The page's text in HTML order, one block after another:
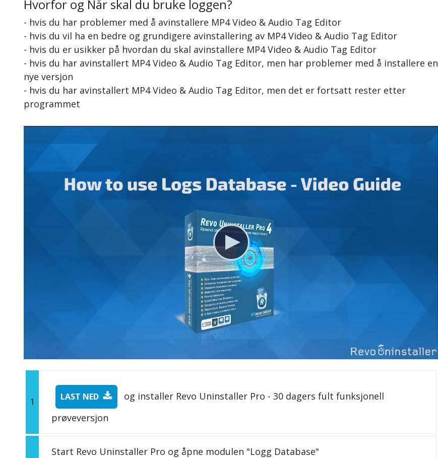
Hvorfor og Når skal du bruke loggen?
- hvis du har problemer med å avinstallere MP4 Video & Audio Tag Editor
- hvis du vil ha en bedre og grundigere avinstallering av MP4 Video & Audio Tag Editor
- hvis du er usikker på hvordan du skal avinstallere MP4 Video & Audio Tag Editor
- hvis du har avinstallert MP4 Video & Audio Tag Editor, men har problemer med å installere en
nye versjon
- hvis du har avinstallert MP4 Video & Audio Tag Editor, men det er fortsatt rester etter
programmet
1 LAST NED
og installer Revo Uninstaller Pro - 30 dagers fult funksjonell
prøveversjon
Start Revo Uninstaller Pro og åpne modulen "Logg Database"